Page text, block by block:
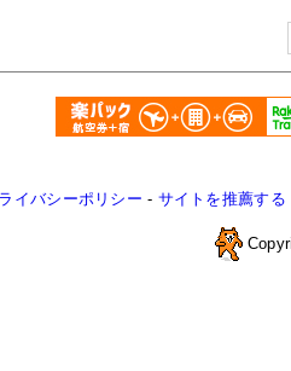
イバシーポリシー - サイトを推薦する